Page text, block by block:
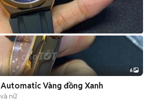
+2
6
Vàng đồng Xanh
nữ